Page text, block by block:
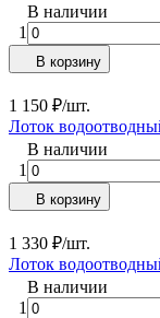
В наличии
1
В корзину
1 150 ₽/шт.
Лоток
В наличии
1
В корзину
1 330 ₽/шт.
Лоток
В наличии
1